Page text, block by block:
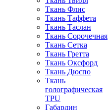
Ткань Флис
Ткань Таффета
Ткань Таслан
Ткань Сорочечная
Ткань Сетка
Ткань Гретта
Ткань Оксфорд
Ткань Дюспо
Ткань
голографическая
TPU
Габардин